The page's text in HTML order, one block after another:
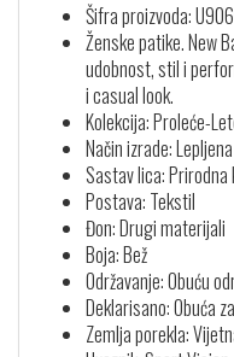
Šifra proizvoda:
Ženske patike. New
udobnost, stil i
i casual look.
Kolekcija: Proleće-
Način izrade:
Sastav lica: Prirodna
Postava: Tekstil
Đon: Drugi materijali
Boja: Bež
Održavanje: Obuću
Deklarisano: Obuća
Zemlja porekla: